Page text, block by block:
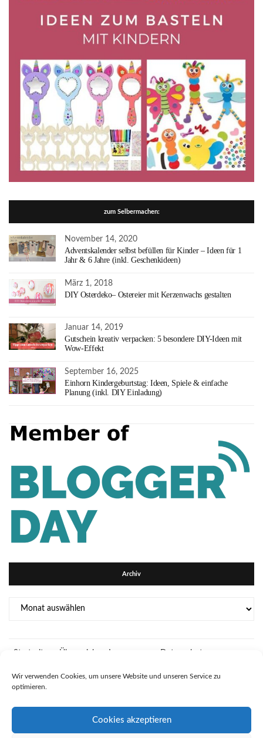
Wir verwenden Cookies, um unsere Website und unseren Service zu
optimieren.
Cookies akzeptieren
zum Selbermachen:
November 14, 2020
Adventskalender selbst befüllen für Kinder – Ideen für 1
Jahr & 6 Jahre (inkl. Geschenkideen)
März 1, 2018
DIY Osterdeko– Ostereier mit Kerzenwachs gestalten
Januar 14, 2019
Gutschein kreativ verpacken: 5 besondere DIY-Ideen mit
Wow-Effekt
September 16, 2025
Einhorn Kindergeburtstag: Ideen, Spiele & einfache
Planung (inkl. DIY Einladung)
Archiv
Startseite Über mich Impressum
Datenschutz